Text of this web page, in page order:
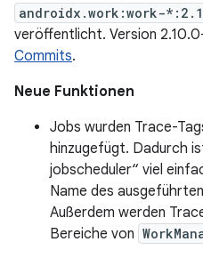
androidx.work:work-
veröffentlicht. Version
Commits.
Neue Funktionen
Jobs wurden Trace-
hinzugefügt. Dadurch
jobscheduler“ viel
Name des
Außerdem werden
Bereiche von